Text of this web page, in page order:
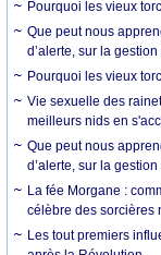
Pourquoi les vieux
Que peut nous
d’alerte, sur la
Pourquoi les vieux
Vie sexuelle des
meilleurs nids en
Que peut nous
d’alerte, sur la
La fée Morgane :
célèbre des sorcières
Les tout premiers